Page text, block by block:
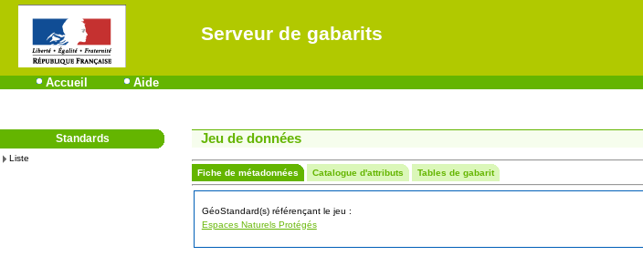
Serveur de gabarits
Accueil Aide
Standards
Liste
Jeu de données
Fiche de métadonnées Catalogue d'attributs Tables de gabarit
GéoStandard(s) référençant le jeu :
Espaces Naturels Protégés